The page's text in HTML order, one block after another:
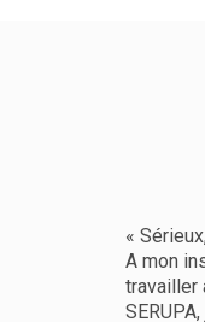
«
A mon
travailler